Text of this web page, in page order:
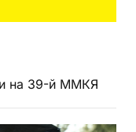
на 39-й ММКЯ